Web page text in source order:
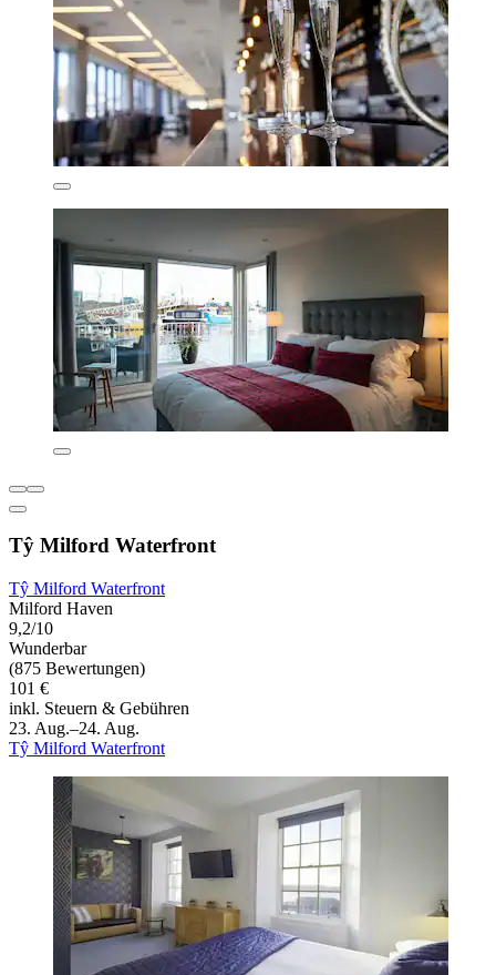
Tŷ Milford Waterfront
Tŷ Milford Waterfront
Milford Haven
9,2/10
Wunderbar
(875 Bewertungen)
101 €
inkl. Steuern & Gebühren
23. Aug.–24. Aug.
Tŷ Milford Waterfront